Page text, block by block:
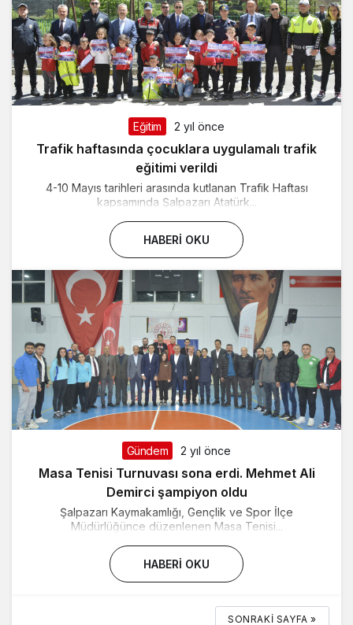
Eğitim 2 yıl önce
Trafik haftasında çocuklara uygulamalı trafik
eğitimi verildi
4-10 Mayıs tarihleri arasında kutlanan Trafik Haftası
kapsamında Şalpazarı Atatürk...
HABERI OKU
Gündem 2 yıl önce
Masa Tenisi Turnuvası sona erdi. Mehmet Ali
Demirci şampiyon oldu
Şalpazarı Kaymakamlığı, Gençlik ve Spor İlçe
Müdürlüğünce düzenlenen Masa Tenisi...
HABERI OKU
SONRAKI SAYFA »